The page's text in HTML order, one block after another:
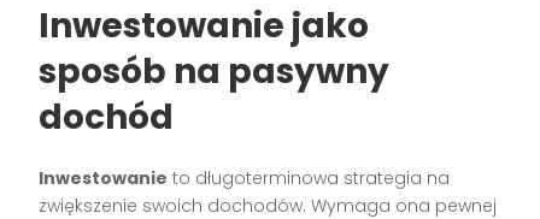
Inwestowanie jako
sposób na pasywny
dochód
Inwestowanie to długoterminowa strategia na
zwiększenie swoich dochodów. Wymaga ona pewnej